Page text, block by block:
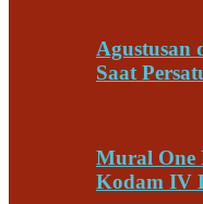
Agustusan
Saat
Mural One
Kodam IV